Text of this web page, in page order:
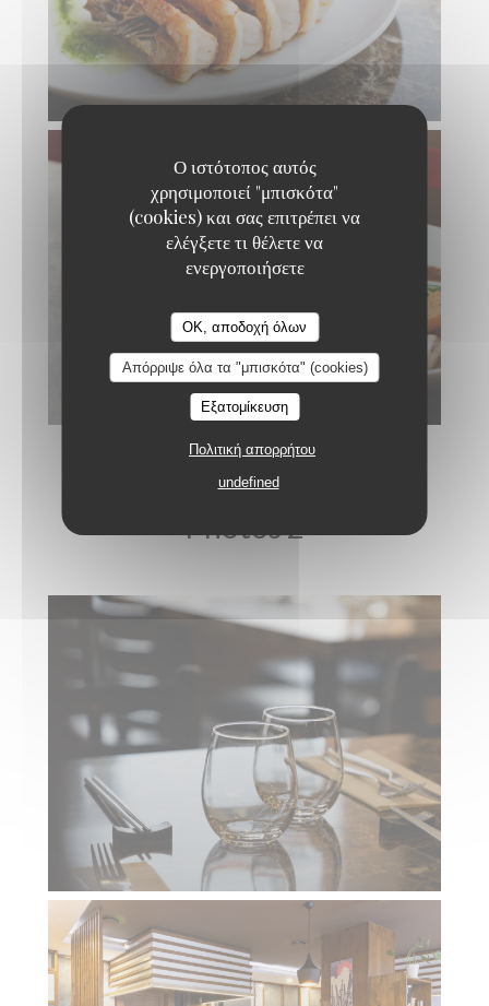
Ο ιστότοπος αυτός
χρησιμοποιεί "μπισκότα"
(cookies) και σας επιτρέπει να
ελέγξετε τι θέλετε να
ενεργοποιήσετε
OK, αποδοχή όλων
Απόρριψε όλα τα "μπισκότα" (cookies)
Εξατομίκευση
Πολιτική απορρήτου
undefined
Photos 2
Taigasu Teppanyaki